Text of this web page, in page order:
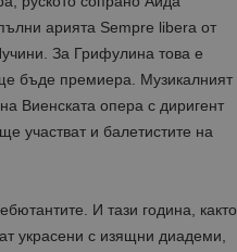
арията Sempre libera от
За Грифулина това е
бъде премиера. Музикалният
Виенската опера с диригент
участват и балетистите на
И тази година, както
украсени с изящни диадеми,